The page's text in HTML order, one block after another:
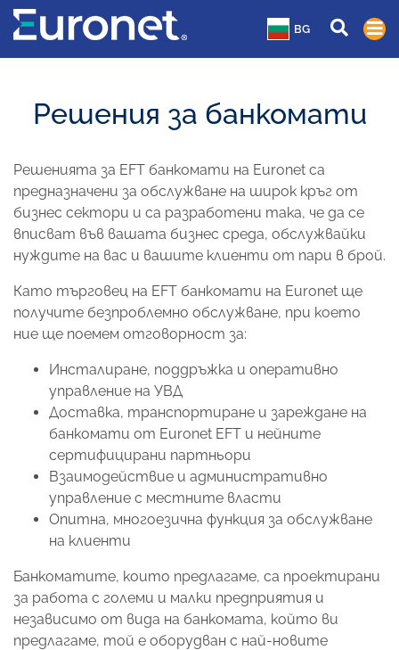
BG
Решения за банкомати
Решенията за EFT банкомати на Euronet са
предназначени за обслужване на широк кръг от
бизнес сектори и са разработени така, че да се
вписват във вашата бизнес среда, обслужвайки
нуждите на вас и вашите клиенти от пари в брой.
Като търговец на EFT банкомати на Euronet ще
получите безпроблемно обслужване, при което
ние ще поемем отговорност за:
Инсталиране, поддръжка и оперативно
управление на УВД
Доставка, транспортиране и зареждане на
банкомати от Euronet EFT и нейните
сертифицирани партньори
Взаимодействие и административно
управление с местните власти
Опитна, многоезична функция за обслужване
на клиенти
Банкоматите, които предлагаме, са проектирани
за работа с големи и малки предприятия и
независимо от вида на банкомата, който ви
предлагаме, той е оборудван с най-новите